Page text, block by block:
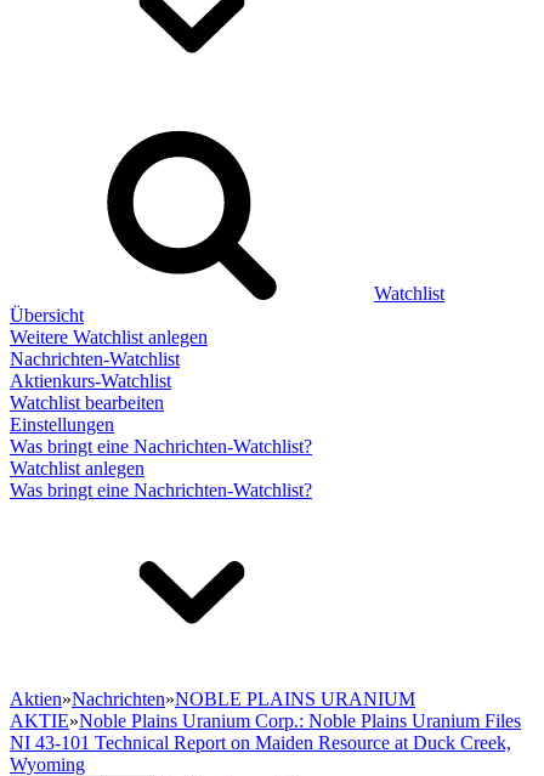
Watchlist
Übersicht
Weitere Watchlist anlegen
Nachrichten-Watchlist
Aktienkurs-Watchlist
Watchlist bearbeiten
Einstellungen
Was bringt eine Nachrichten-Watchlist?
Watchlist anlegen
Was bringt eine Nachrichten-Watchlist?
Aktien»Nachrichten»NOBLE PLAINS URANIUM
AKTIE»Noble Plains Uranium Corp.: Noble Plains Uranium Files
NI 43-101 Technical Report on Maiden Resource at Duck Creek,
Wyoming